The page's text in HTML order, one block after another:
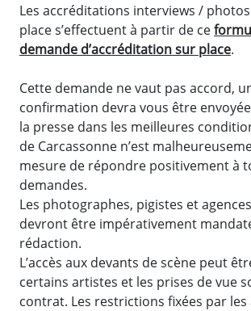
Les accréditations interviews /
place s’effectuent à partir de ce
demande d’accréditation sur place.
Cette demande ne vaut pas accord,
confirmation devra vous être
la presse dans les meilleures
de Carcassonne n’est
mesure de répondre positivement à
demandes.
Les photographes, pigistes et
devront être impérativement
rédaction.
L’accès aux devants de scène peut
certains artistes et les prises de vue
contrat. Les restrictions fixées par